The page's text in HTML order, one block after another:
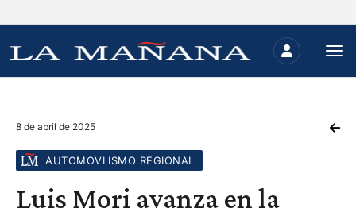
8 de abril de 2025
AUTOMOVLISMO REGIONAL
Luis Mori avanza en la